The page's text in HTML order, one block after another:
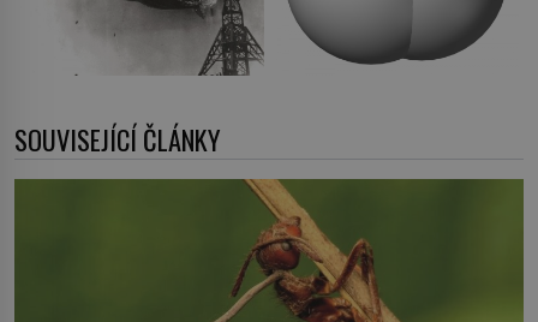
SOUVISEJÍCÍ ČLÁNKY